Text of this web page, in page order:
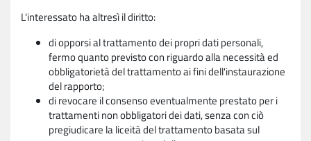
L'interessato ha altresì il diritto:
di opporsi al trattamento dei propri dati personali,
fermo quanto previsto con riguardo alla necessità ed
obbligatorietà del trattamento ai fini dell'instaurazione
del rapporto;
di revocare il consenso eventualmente prestato per i
trattamenti non obbligatori dei dati, senza con ciò
pregiudicare la liceità del trattamento basata sul